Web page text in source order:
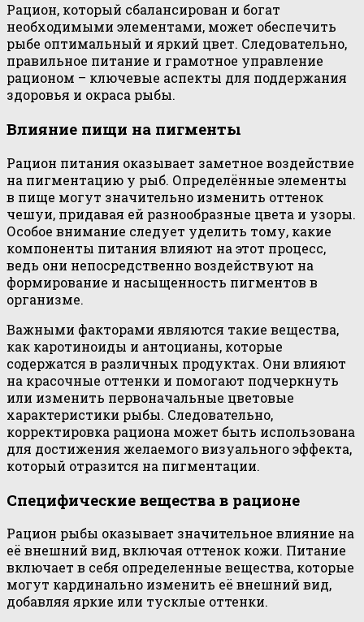
Рацион, который сбалансирован и богат
необходимыми элементами, может обеспечить
рыбе оптимальный и яркий цвет. Следовательно,
правильное питание и грамотное управление
рационом – ключевые аспекты для поддержания
здоровья и окраса рыбы.
Влияние пищи на пигменты
Рацион питания оказывает заметное воздействие
на пигментацию у рыб. Определённые элементы
в пище могут значительно изменить оттенок
чешуи, придавая ей разнообразные цвета и узоры.
Особое внимание следует уделить тому, какие
компоненты питания влияют на этот процесс,
ведь они непосредственно воздействуют на
формирование и насыщенность пигментов в
организме.
Важными факторами являются такие вещества,
как каротиноиды и антоцианы, которые
содержатся в различных продуктах. Они влияют
на красочные оттенки и помогают подчеркнуть
или изменить первоначальные цветовые
характеристики рыбы. Следовательно,
корректировка рациона может быть использована
для достижения желаемого визуального эффекта,
который отразится на пигментации.
Специфические вещества в рационе
Рацион рыбы оказывает значительное влияние на
её внешний вид, включая оттенок кожи. Питание
включает в себя определенные вещества, которые
могут кардинально изменить её внешний вид,
добавляя яркие или тусклые оттенки.